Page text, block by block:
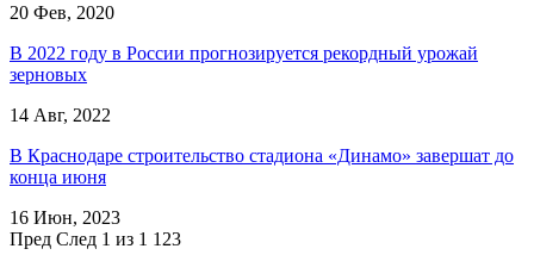
20 Фев, 2020
В 2022 году в России прогнозируется рекордный урожай
зерновых
14 Авг, 2022
В Краснодаре строительство стадиона «Динамо» завершат до
конца июня
16 Июн, 2023
Пред След 1 из 1 123